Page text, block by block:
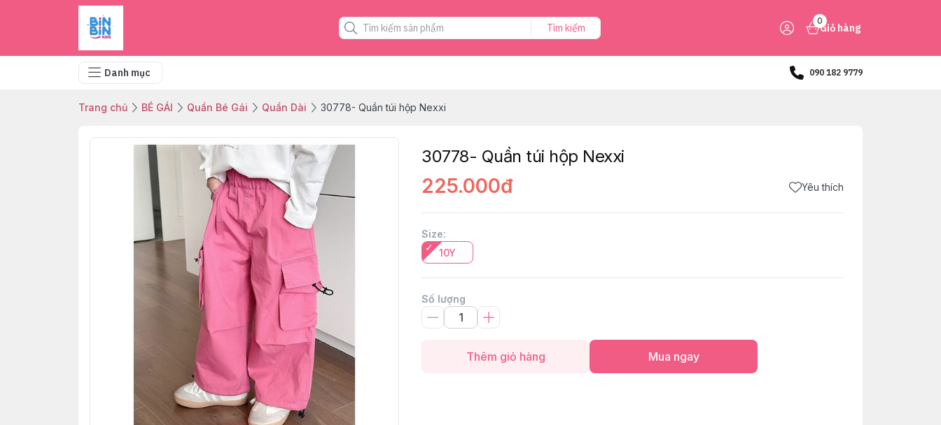
Tìm kiếm
0
Giỏ hàng
Danh mục 090 182 9779
Trang chủ BÉ GÁI Quần Bé Gái Quần Dài 30778- Quần túi hộp Nexxi
30778- Quần túi hộp Nexxi
225.000đ Yêu thích
Size:
10Y
Số lượng
Thêm giỏ hàng Mua ngay